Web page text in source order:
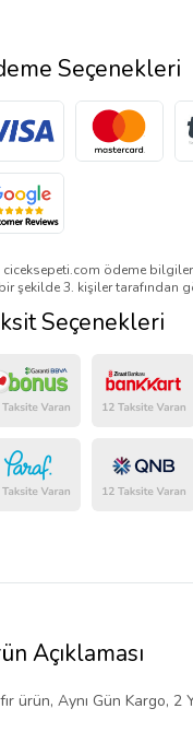
Seçenekleri
ciceksepeti.com ödeme
şekilde 3. kişiler tarafından
Seçenekleri
Açıklaması
ürün, Aynı Gün Kargo,